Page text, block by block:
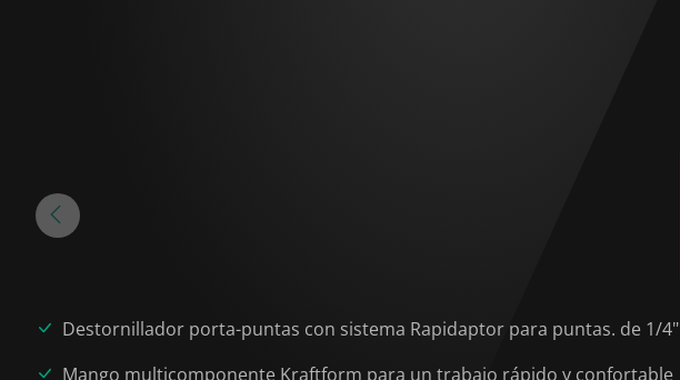
Destornillador porta-puntas con sistema Rapidaptor para puntas. de 1/4"
Mango multicomponente Kraftform para un trabajo rápido y confortable